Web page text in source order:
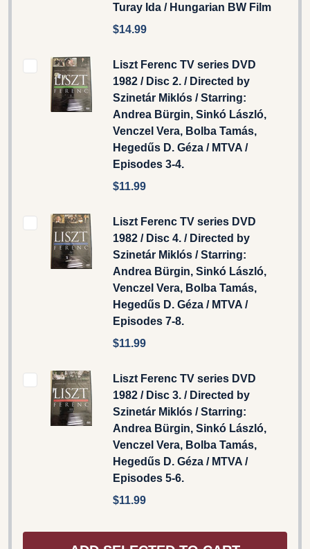
Turay Ida / Hungarian BW Film
$14.99
Liszt Ferenc TV series DVD
1982 / Disc 2. / Directed by
Szinetár Miklós / Starring:
Andrea Bürgin, Sinkó László,
Venczel Vera, Bolba Tamás,
Hegedűs D. Géza / MTVA /
Episodes 3-4.
$11.99
Liszt Ferenc TV series DVD
1982 / Disc 4. / Directed by
Szinetár Miklós / Starring:
Andrea Bürgin, Sinkó László,
Venczel Vera, Bolba Tamás,
Hegedűs D. Géza / MTVA /
Episodes 7-8.
$11.99
Liszt Ferenc TV series DVD
1982 / Disc 3. / Directed by
Szinetár Miklós / Starring:
Andrea Bürgin, Sinkó László,
Venczel Vera, Bolba Tamás,
Hegedűs D. Géza / MTVA /
Episodes 5-6.
$11.99